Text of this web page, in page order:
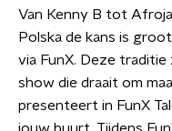
Van Kenny B tot
Polska de kans is
via FunX. Deze
show die draait om
presenteert in FunX